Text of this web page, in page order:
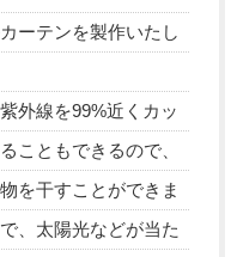
ーテンを製作いたし
外線を99%近くカッ
こともできるので、
を干すことができま
、太陽光などが当た